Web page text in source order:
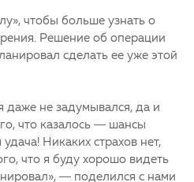
чтобы больше узнать о
Решение об операции
сделать ее уже этой
не задумывался, да и
что казалось — шансы
Никаких страхов нет,
что я буду хорошо видеть
— поделился с нами